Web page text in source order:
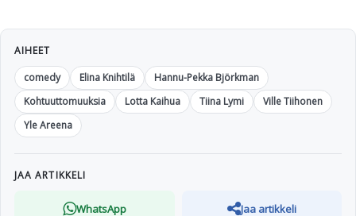
AIHEET
comedy
Elina Knihtilä
Hannu-Pekka Björkman
Kohtuuttomuuksia
Lotta Kaihua Tiina Lymi
Ville Tiihonen
Yle Areena
JAA ARTIKKELI
WhatsApp Jaa artikkeli